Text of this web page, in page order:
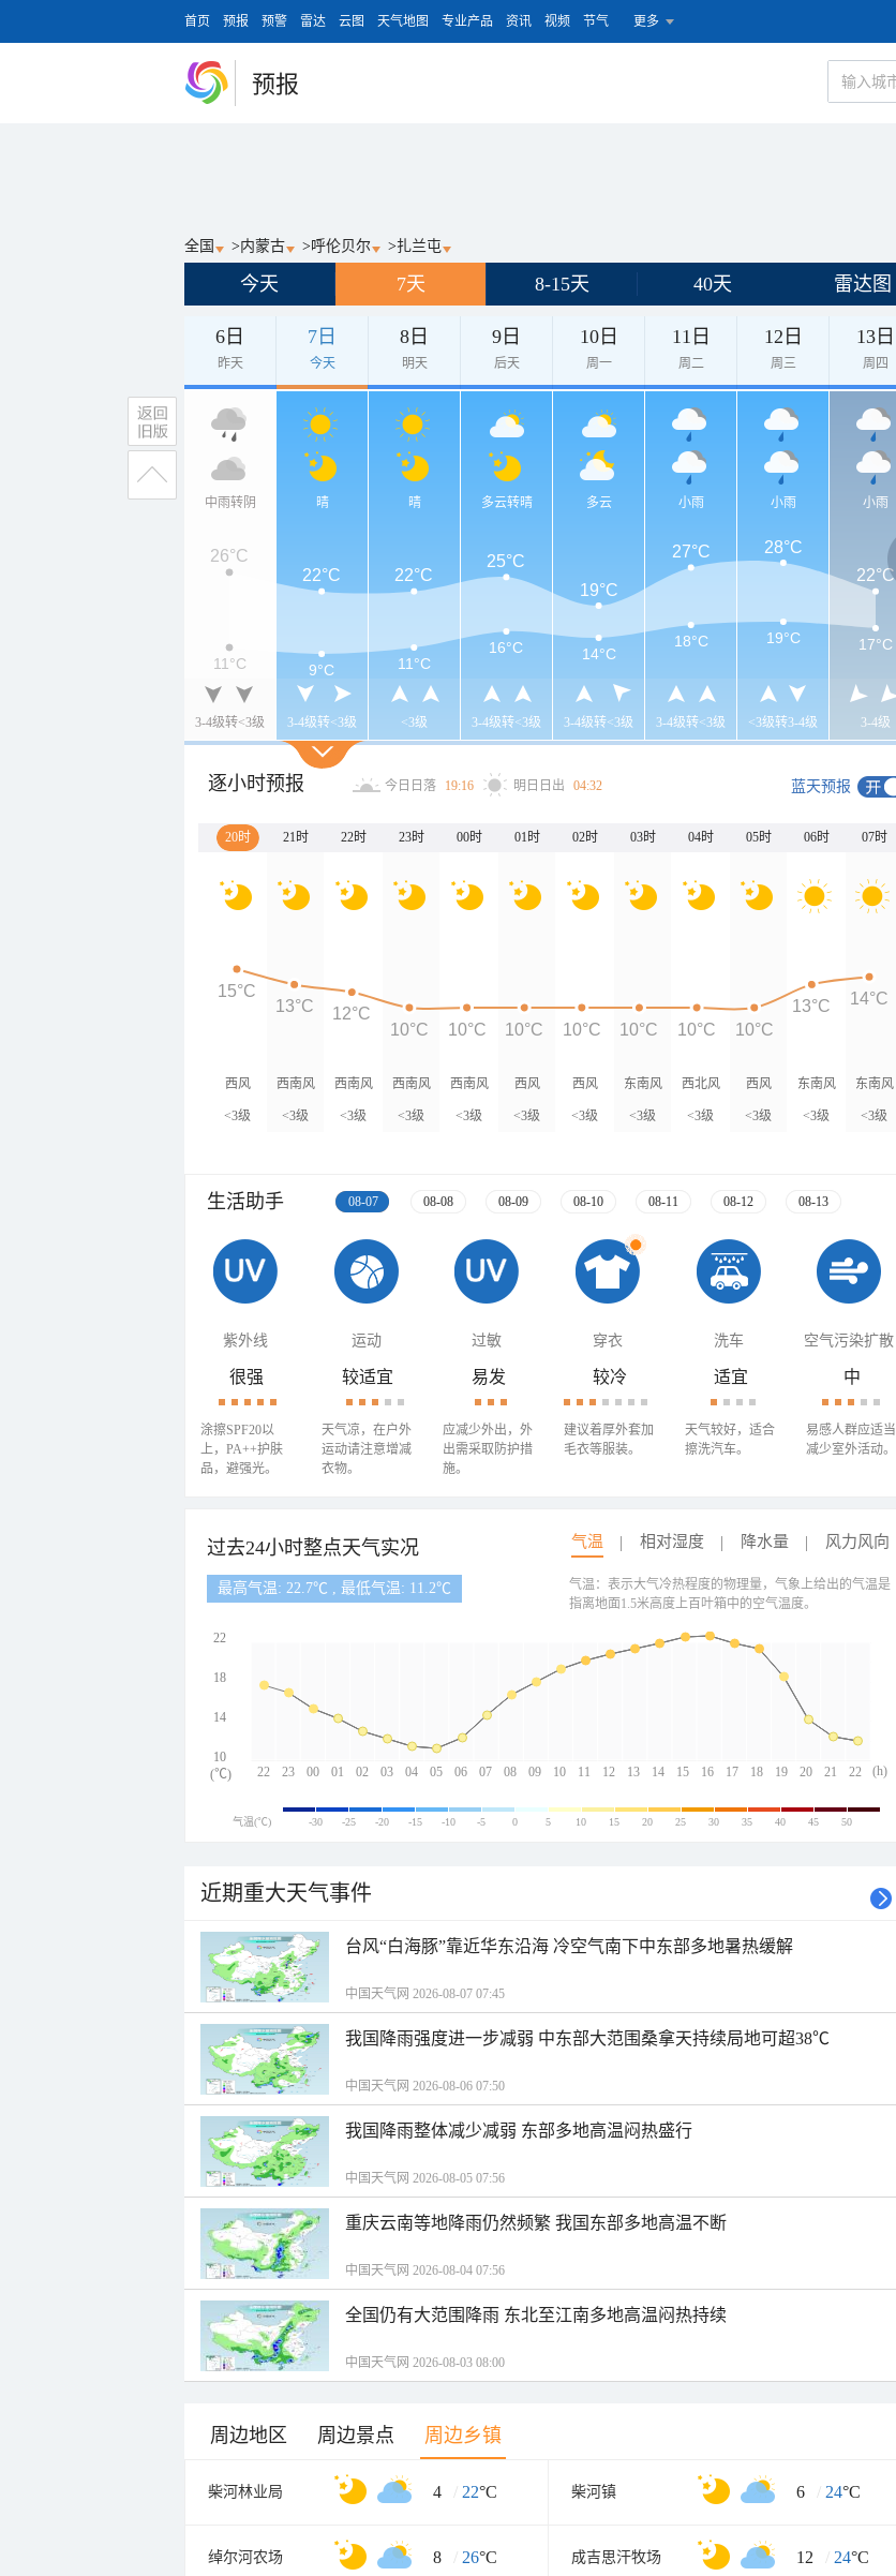
首页 预报 预警 雷达 云图 天气地图 专业产品 资讯 视频 节气 更多
预报
全国 >内蒙古 >呼伦贝尔 >扎兰屯
今天 7天 8-15天 40天 雷达图
6日
昨天
7日
今天
8日
明天
9日
后天
10日
周一
11日
周二
12日
周三
13日
周四
中雨转阴
3-4级转<3级
晴
3-4级转<3级
晴
<3级
多云转晴
3-4级转<3级
多云
3-4级转<3级
小雨
3-4级转<3级
小雨
<3级转3-4级
小雨
3-4级
26°C
22°C
22°C
25°C
19°C
27°C 28°C
22°C
11°C 9°C 11°C
16°C 14°C
18°C 19°C 17°C
逐小时预报 今日日落 19:16 明日日出 04:32 蓝天预报
20时 21时 22时 23时 00时 01时 02时 03时 04时 05时 06时 07时
西风
<3级
西南风
<3级
西南风
<3级
西南风
<3级
西南风
<3级
西风
<3级
西风
<3级
东南风
<3级
西北风
<3级
西风
<3级
东南风
<3级
东南风
<3级
15°C
13°C 12°C
10°C 10°C 10°C 10°C 10°C 10°C 10°C
13°C 14°C
生活助手 08-07 08-08 08-09 08-10 08-11 08-12 08-13
紫外线 运动 过敏 穿衣 洗车 空气污染扩散
很强
涂擦SPF20以
上，PA++护肤
品，避强光。
较适宜
天气凉，在户外
运动请注意增减
衣物。
易发
应减少外出，外
出需采取防护措
施。
较冷
建议着厚外套加
毛衣等服装。
适宜
天气较好，适合
擦洗汽车。
中
易感人群应适当
减少室外活动。
过去24小时整点天气实况 气温 相对湿度 降水量 风力风向
最高气温: 22.7℃ , 最低气温: 11.2℃
22 23 00 01 02 03 04 05 06 07 08 09 10 11 12 13 14 15 16 17 18 19 20 21 22
22
18
14
10
(h)
(℃)
气温：表示大气冷热程度的物理量，气象上给出的气温是
指离地面1.5米高度上百叶箱中的空气温度。
气温(℃) -30 -25 -20 -15 -10 -5 0 5 10 15 20 25 30 35 40 45 50
近期重大天气事件
台风“白海豚”靠近华东沿海 冷空气南下中东部多地暑热缓解
中国天气网 2026-08-07 07:45
我国降雨强度进一步减弱 中东部大范围桑拿天持续局地可超38℃
中国天气网 2026-08-06 07:50
我国降雨整体减少减弱 东部多地高温闷热盛行
中国天气网 2026-08-05 07:56
重庆云南等地降雨仍然频繁 我国东部多地高温不断
中国天气网 2026-08-04 07:56
全国仍有大范围降雨 东北至江南多地高温闷热持续
中国天气网 2026-08-03 08:00
周边地区 周边景点 周边乡镇
柴河林业局 4 / 22°C 柴河镇 6 / 24°C
绰尔河农场 8 / 26°C 成吉思汗牧场 12 / 24°C